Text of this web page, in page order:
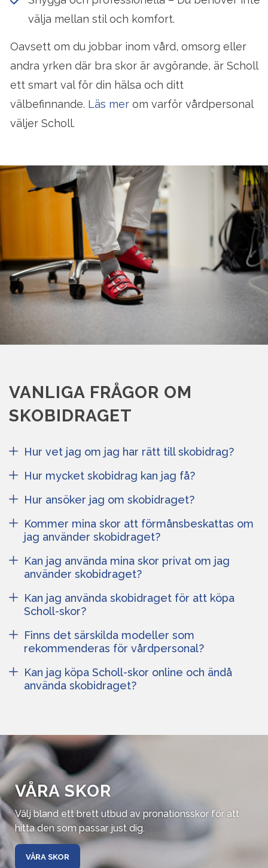
välja mellan stil och komfort.
Oavsett om du jobbar inom vård, omsorg eller
andra yrken där bra skor är avgörande, är Scholl
ett smart val för din hälsa och ditt
välbefinnande. Läs mer om varför vårdpersonal
väljer Scholl.
VANLIGA FRÅGOR OM
SKOBIDRAGET
Hur vet jag om jag har rätt till skobidrag?
Hur mycket skobidrag kan jag få?
Hur ansöker jag om skobidraget?
Kommer mina skor att förmånsbeskattas om
jag använder skobidraget?
Kan jag använda mina skor privat om jag
använder skobidraget?
Kan jag använda skobidraget för att köpa
Scholl-skor?
Finns det särskilda modeller som
rekommenderas för vårdpersonal?
Kan jag köpa Scholl-skor online och ändå
använda skobidraget?
VÅRA SKOR
Välj bland ett brett utbud av pronationsskor för att
hitta den som passar just dig.
VÅRA SKOR